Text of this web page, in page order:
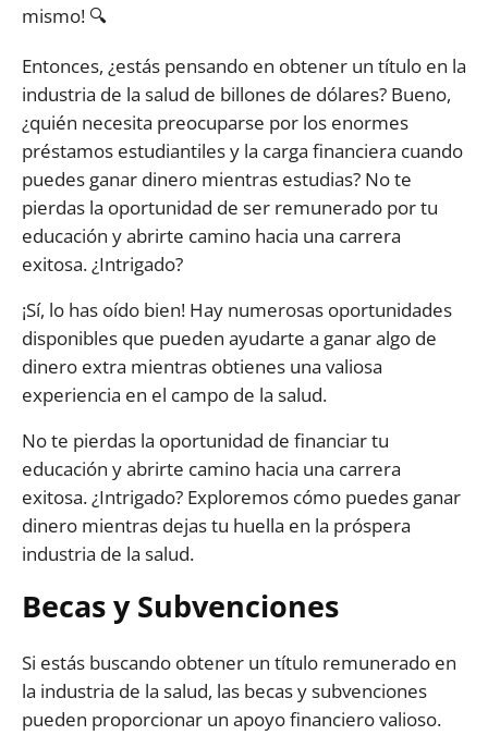
mismo! 🔍
Entonces, ¿estás pensando en obtener un título en la
industria de la salud de billones de dólares? Bueno,
¿quién necesita preocuparse por los enormes
préstamos estudiantiles y la carga financiera cuando
puedes ganar dinero mientras estudias? No te
pierdas la oportunidad de ser remunerado por tu
educación y abrirte camino hacia una carrera
exitosa. ¿Intrigado?
¡Sí, lo has oído bien! Hay numerosas oportunidades
disponibles que pueden ayudarte a ganar algo de
dinero extra mientras obtienes una valiosa
experiencia en el campo de la salud.
No te pierdas la oportunidad de financiar tu
educación y abrirte camino hacia una carrera
exitosa. ¿Intrigado? Exploremos cómo puedes ganar
dinero mientras dejas tu huella en la próspera
industria de la salud.
Becas y Subvenciones
Si estás buscando obtener un título remunerado en
la industria de la salud, las becas y subvenciones
pueden proporcionar un apoyo financiero valioso.